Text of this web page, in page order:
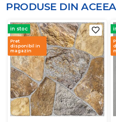
PRODUSE DIN
in stoc
Pret
disponibil in
magazin